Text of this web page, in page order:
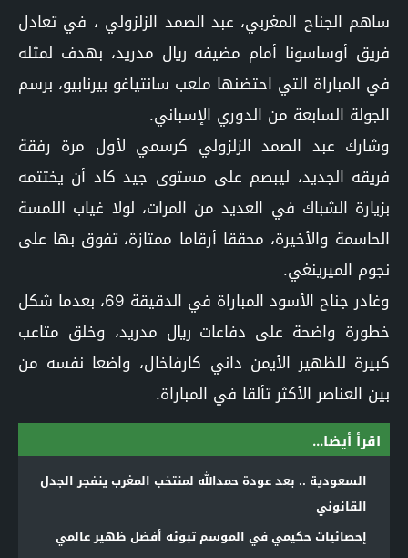
ساهم الجناح المغربي، عبد الصمد الزلزولي ، في تعادل
فريق أوساسونا أمام مضيفه ريال مدريد، بهدف لمثله
في المباراة التي احتضنها ملعب سانتياغو بيرنابيو، برسم
الجولة السابعة من الدوري الإسباني.
وشارك عبد الصمد الزلزولي كرسمي لأول مرة رفقة
فريقه الجديد، ليبصم على مستوى جيد كاد أن يختتمه
بزيارة الشباك في العديد من المرات، لولا غياب اللمسة
الحاسمة والأخيرة، محققا أرقاما ممتازة، تفوق بها على
نجوم الميرينغي.
وغادر جناح الأسود المباراة في الدقيقة 69، بعدما شكل
خطورة واضحة على دفاعات ريال مدريد، وخلق متاعب
كبيرة للظهير الأيمن داني كارفاخال، واضعا نفسه من
بين العناصر الأكثر تألقا في المباراة.
اقرأ أيضا...
السعودية .. بعد عودة حمدالله لمنتخب المغرب ينفجر الجدل
القانوني
إحصائيات حكيمي في الموسم تبوئه أفضل ظهير عالمي